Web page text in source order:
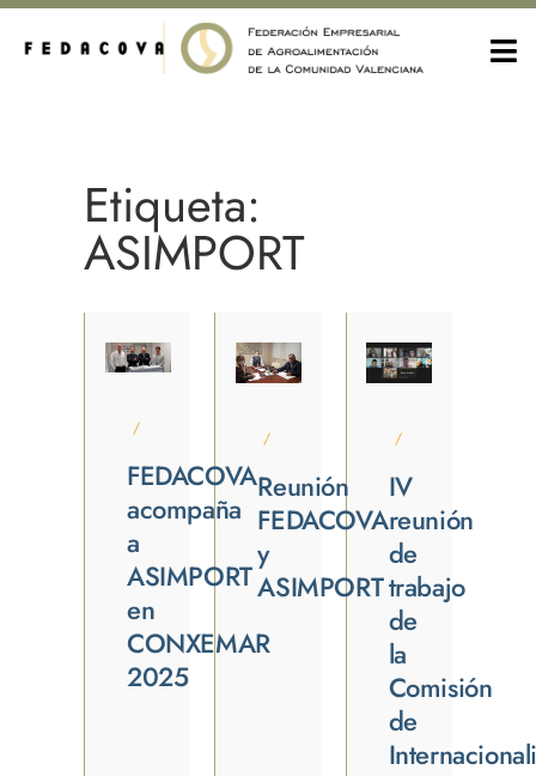
Etiqueta:
ASIMPORT
/
FEDACOVA
acompaña
a
ASIMPORT
en
CONXEMAR
2025
/
Reunión
FEDACOVA
y
ASIMPORT
/
IV
reunión
de
trabajo
de
la
Comisión
de